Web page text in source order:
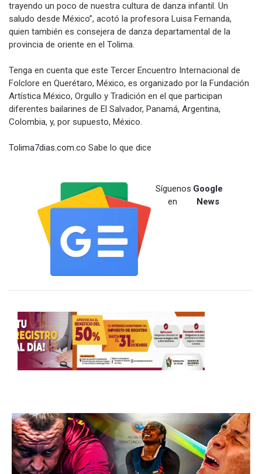
trayendo un poco de nuestra cultura de danza infantil. Un
saludo desde México”, acotó la profesora Luisa Fernanda,
quien también es consejera de danza departamental de la
provincia de oriente en el Tolima.
Tenga en cuenta que este Tercer Encuentro Internacional de
Folclore en Querétaro, México, es organizado por la Fundación
Artística México, Orgullo y Tradición en el que participan
diferentes bailarines de El Salvador, Panamá, Argentina,
Colombia, y, por supuesto, México.
Tolima7dias.com.co Sabe lo que dice
Síguenos
en
Google
News